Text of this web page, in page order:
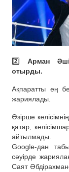
2️⃣ Арман
отырды.
Ақпаратты ең
жариялады.
Әзірше
қатар,
айтылмады.
Google-дан
сәуірде
Саят